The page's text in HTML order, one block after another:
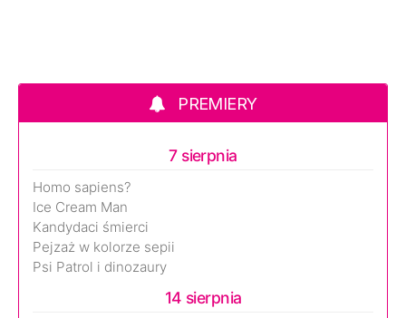
PREMIERY
7 sierpnia
Homo sapiens?
Ice Cream Man
Kandydaci śmierci
Pejzaż w kolorze sepii
Psi Patrol i dinozaury
14 sierpnia